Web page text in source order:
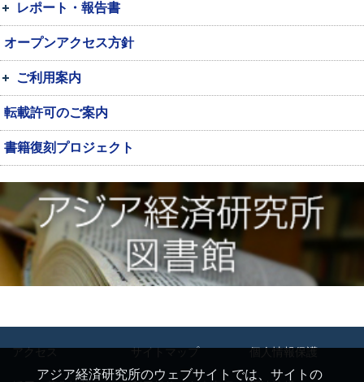
レポート・報告書
オープンアクセス方針
ご利用案内
転載許可のご案内
書籍復刻プロジェクト
アジア経済研究所のウェブサイトでは、サイトの
アクセス サイトマップ 個人情報保護